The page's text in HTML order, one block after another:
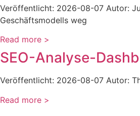
Veröffentlicht: 2026-08-07 Autor:
Geschäftsmodells weg
Read more >
SEO-Analyse-
Veröffentlicht: 2026-08-07 Autor:
Read more >